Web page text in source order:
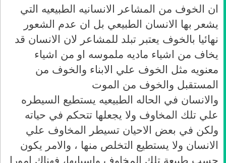
ان الخوف من المشاعر الانسانيه الطبيعيه التي
يشعر بها الانسان الطبيعي بل ان عدم الشعور
نهائيا بالخوف يعتبر تبلد للمشاعر لان الانسان قد
يخاف من اشياء ماديه ملموسه او من اشياء
معنويه مثل الخوف علي الابناء والخوف من
المستقبل والخوف من الموت
والانسان في الحاله الطبيعيه يستطيع السيطره
علي تلك المخاوف ولا يجعلها تتحكم في حياته
ولكن في بعض الاحيان تسيطر المخاوف علي
الانسان ولا يستطيع التخلص منها ، والامر يكون
حسب طبيعة تلك المخاوف واسبابها، فهناك امورا